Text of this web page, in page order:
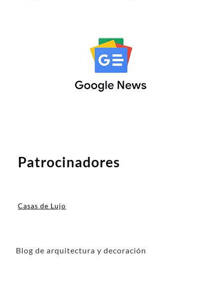
Patrocinadores
Casas de Lujo
Blog de arquitectura y decoración